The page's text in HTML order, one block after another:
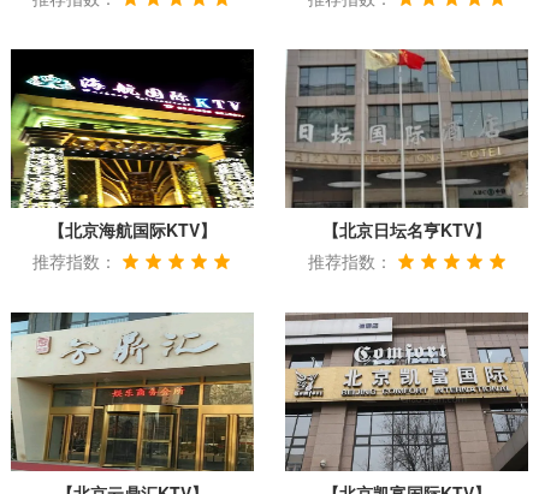
【北京海航国际KTV】
推荐指数：
【北京日坛名亨KTV】
推荐指数：